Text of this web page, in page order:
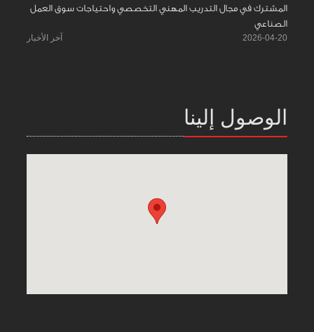
المشترك في مجال التدريب المهني التخصصي واحتياجات سوق العمل
الصناعي
2026-04-20 آخر الأخبار
الوصول إلينا